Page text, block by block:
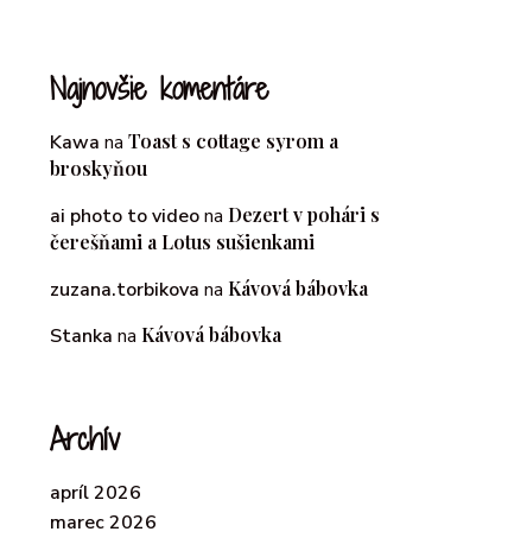
Najnovšie komentáre
Kawa na Toast s cottage syrom a
broskyňou
ai photo to videona Dezert v pohári s
čerešňami a Lotus sušienkami
zuzana.torbikova na Kávová bábovka
Stanka na Kávová bábovka
Archív
apríl 2026
marec 2026